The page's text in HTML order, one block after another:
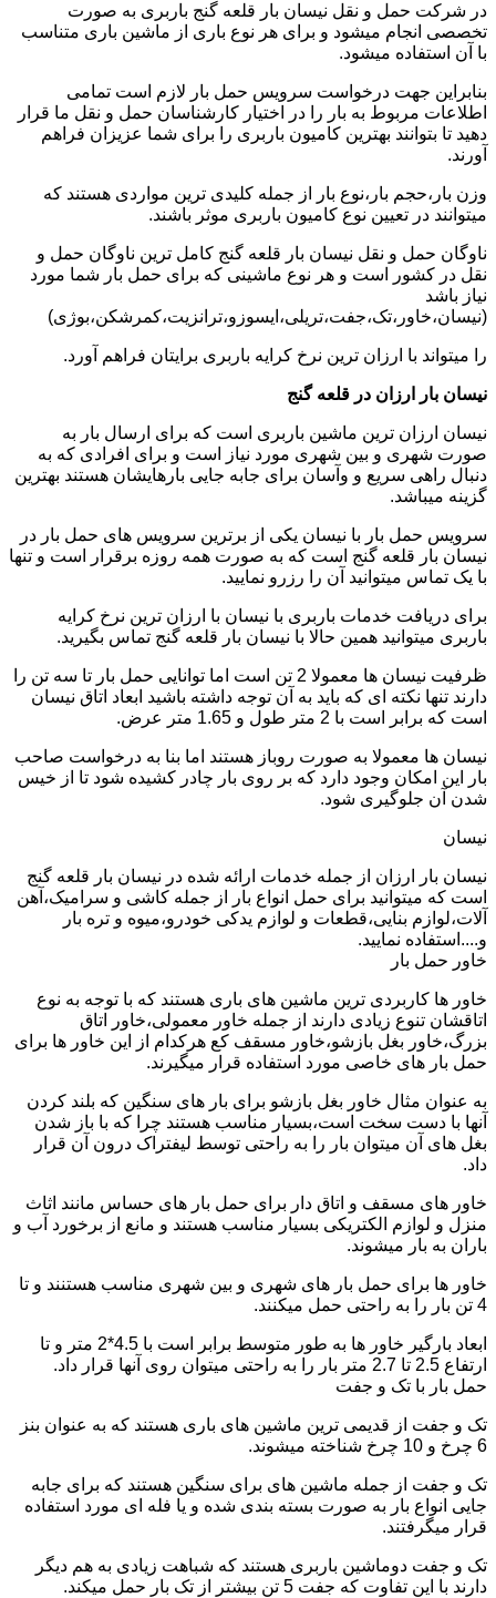
در شرکت حمل و نقل نیسان بار قلعه گنج باربری به صورت
تخصصی انجام میشود و برای هر نوع باری از ماشین باری متناسب
با آن استفاده میشود.
بنابراین جهت درخواست سرویس حمل بار لازم است تمامی
اطلاعات مربوط به بار را در اختیار کارشناسان حمل و نقل ما قرار
دهید تا بتوانند بهترین کامیون باربری را برای شما عزیزان فراهم
آورند.
وزن بار،حجم بار،نوع بار از جمله کلیدی ترین مواردی هستند که
میتوانند در تعیین نوع کامیون باربری موثر باشند.
ناوگان حمل و نقل نیسان بار قلعه گنج کامل ترین ناوگان حمل و
نقل در کشور است و هر نوع ماشینی که برای حمل بار شما مورد
نیاز باشد
(نیسان،خاور،تک،جفت،تریلی،ایسوزو،ترانزیت،کمرشکن،بوژی)
را میتواند با ارزان ترین نرخ کرایه باربری برایتان فراهم آورد.
نیسان بار ارزان در قلعه گنج
نیسان ارزان ترین ماشین باربری است که برای ارسال بار به
صورت شهری و بین شهری مورد نیاز است و برای افرادی که به
دنبال راهی سریع و وآسان برای جابه جایی بارهایشان هستند بهترین
گزینه میباشد.
سرویس حمل بار با نیسان یکی از برترین سرویس های حمل بار در
نیسان بار قلعه گنج است که به صورت همه روزه برقرار است و تنها
با یک تماس میتوانید آن را رزرو نمایید.
برای دریافت خدمات باربری با نیسان با ارزان ترین نرخ کرایه
باربری میتوانید همین حالا با نیسان بار قلعه گنج تماس بگیرید.
ظرفیت نیسان ها معمولا 2 تن است اما توانایی حمل بار تا سه تن را
دارند تنها نکته ای که باید به آن توجه داشته باشید ابعاد اتاق نیسان
است که برابر است با 2 متر طول و 1.65 متر عرض.
نیسان ها معمولا به صورت روباز هستند اما بنا به درخواست صاحب
بار این امکان وجود دارد که بر روی بار چادر کشیده شود تا از خیس
شدن آن جلوگیری شود.
نیسان
نیسان بار ارزان از جمله خدمات ارائه شده در نیسان بار قلعه گنج
است که میتوانید برای حمل انواع بار از جمله کاشی و سرامیک،آهن
آلات،لوازم بنایی،قطعات و لوازم یدکی خودرو،میوه و تره بار
و....استفاده نمایید.
خاور حمل بار
خاور ها کاربردی ترین ماشین های باری هستند که با توجه به نوع
اتاقشان تنوع زیادی دارند از جمله خاور معمولی،خاور اتاق
بزرگ،خاور بغل بازشو،خاور مسقف کع هرکدام از این خاور ها برای
حمل بار های خاصی مورد استفاده قرار میگیرند.
به عنوان مثال خاور بغل بازشو برای بار های سنگین که بلند کردن
آنها با دست سخت است،بسیار مناسب هستند چرا که با باز شدن
بغل های آن میتوان بار را به راحتی توسط لیفتراک درون آن قرار
داد.
خاور های مسقف و اتاق دار برای حمل بار های حساس مانند اثاث
منزل و لوازم الکتریکی بسیار مناسب هستند و مانع از برخورد آب و
باران به بار میشوند.
خاور ها برای حمل بار های شهری و بین شهری مناسب هستنند و تا
4 تن بار را به راحتی حمل میکنند.
ابعاد بارگیر خاور ها به طور متوسط برابر است با 4.5*2 متر و تا
ارتفاع 2.5 تا 2.7 متر بار را به راحتی میتوان روی آنها قرار داد.
حمل بار با تک و جفت
تک و جفت از قدیمی ترین ماشین های باری هستند که به عنوان بنز
6 چرخ و 10 چرخ شناخته میشوند.
تک و جفت از جمله ماشین های برای سنگین هستند که برای جابه
جایی انواع بار به صورت بسته بندی شده و یا فله ای مورد استفاده
قرار میگرفتند.
تک و جفت دوماشین باربری هستند که شباهت زیادی به هم دیگر
دارند با این تفاوت که جفت 5 تن بیشتر از تک بار حمل میکند.